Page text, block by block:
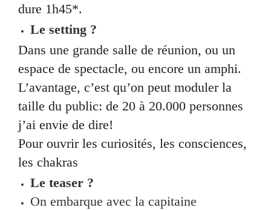
dure 1h45*.
Le setting ?
Dans une grande salle de réunion, ou un
espace de spectacle, ou encore un amphi.
L’avantage, c’est qu’on peut moduler la
taille du public: de 20 à 20.000 personnes
j’ai envie de dire!
Pour ouvrir les curiosités, les consciences,
les chakras
Le teaser ?
On embarque avec la capitaine